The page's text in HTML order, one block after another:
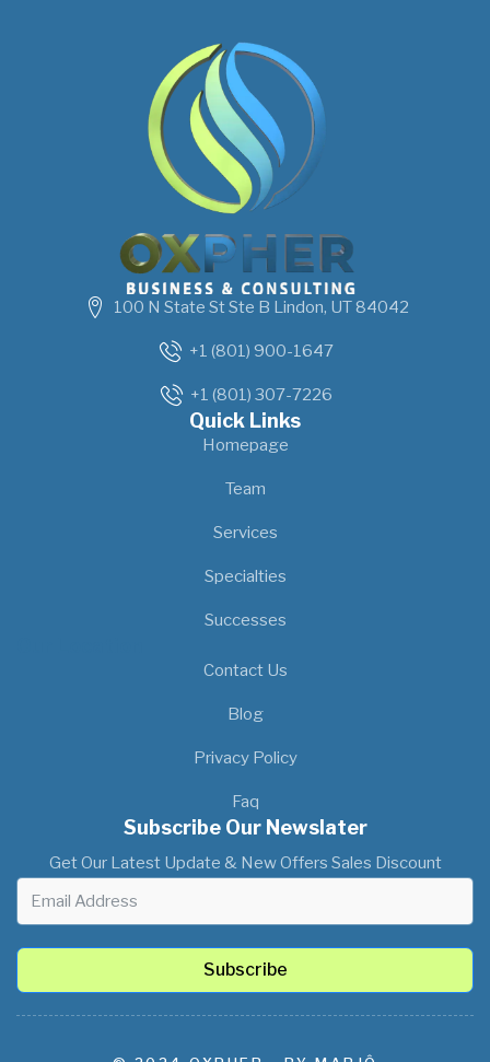
100 N State St Ste B Lindon, UT 84042
+1 (801) 900-1647
+1 (801) 307-7226
Quick Links
Homepage
Team
Services
Specialties
Successes
Contact Us
Blog
Privacy Policy
Faq
Subscribe Our Newslater
Get Our Latest Update & New Offers Sales Discount
Subscribe